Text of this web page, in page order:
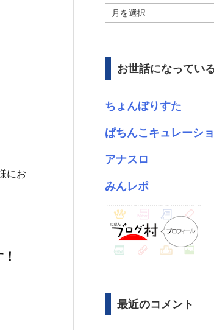
にお
ー
ブ
お世話になってい
ちょんぼりすた
ぱちんこキュレーシ
アナスロ
みんレポ
最近のコメント